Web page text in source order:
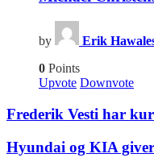
by Erik
0 Points
Upvote Downvote
Frederik Vesti har
Hyundai og KIA